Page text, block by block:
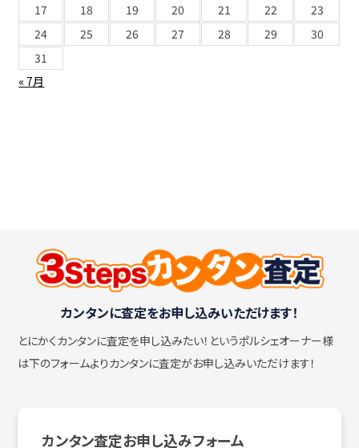
« 7月
17
18 19 20 21 22
23
24
25 26 27 28 29
30
31
カンタンに査定をお申し込みいただけます！
とにかくカンタンに査定を申し込みたい！ というポルシェオーナー様
は下のフォームよりカンタンに査定がお申し込みいただけます！
カンタン査定お申し込みフォーム